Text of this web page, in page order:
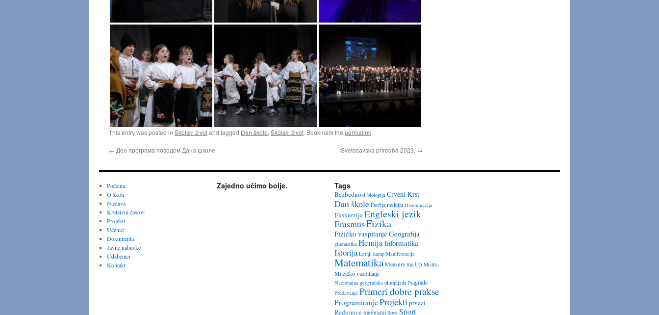
This entry was posted in Školski životand tagged Dan škole, Školski život. Bookmark the permalink.
← Део програма поводом Дана школе Svetosavska priredba 2023. →
Početna
O školi
Nastava
Kretaivni časovi
Projekti
Učenici
Dokumenta
Javne nabavke
Udžbenici
Kontakt
Zajedno učimo bolje. Tags
Bezbednost biologija Crveni Krst
Dan školeDečija nedelja Diseminacija
EkskurzijaEngleski jezik
ErasmusFizika
Fizičko vaspitanjeGeografija
gimnastika HemijaInformatika
Istorija Letnji kamp Manifestacije
MatematikaMeasure me Up Misliša
Muzičko vaspitanje
Nacionalna geografska olimpijada Nagrade
Predavanje Primeri dobre prakse
ProgramiranjeProjektiprvaci
RadioniceSaobraćaj Sove Sport